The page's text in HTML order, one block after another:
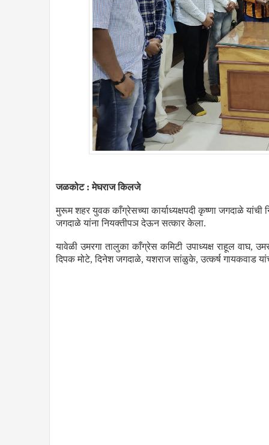
जळकोट : मेघराज किलजे
मुरूम शहर युवक काँग्रेसच्या कार्याध्यक्षपदी कृष्णा जगदाळे
जगदाळे यांना नियक्तीपञ देऊन सत्कार केला.
यावेळी उमरगा तालुका काँग्रेस कमिटी उपाध्यक्ष राहूल वाघ,
दिपक मोटे, दिनेश जगदाळे, यशराज सांळुके, उत्कर्ष गायकवाड